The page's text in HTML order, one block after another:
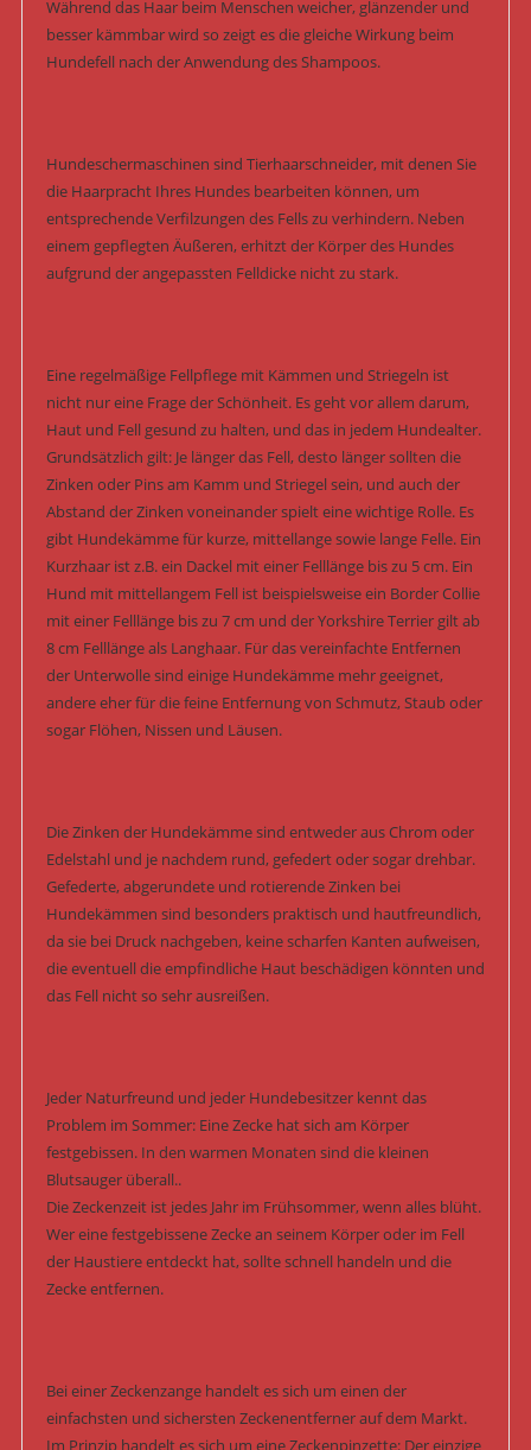
Während das Haar beim Menschen weicher, glänzender und
besser kämmbar wird so zeigt es die gleiche Wirkung beim
Hundefell nach der Anwendung des Shampoos.
Hundeschermaschinen sind Tierhaarschneider, mit denen Sie
die Haarpracht Ihres Hundes bearbeiten können, um
entsprechende Verfilzungen des Fells zu verhindern. Neben
einem gepflegten Äußeren, erhitzt der Körper des Hundes
aufgrund der angepassten Felldicke nicht zu stark.
Eine regelmäßige Fellpflege mit Kämmen und Striegeln ist
nicht nur eine Frage der Schönheit. Es geht vor allem darum,
Haut und Fell gesund zu halten, und das in jedem Hundealter.
Grundsätzlich gilt: Je länger das Fell, desto länger sollten die
Zinken oder Pins am Kamm und Striegel sein, und auch der
Abstand der Zinken voneinander spielt eine wichtige Rolle. Es
gibt Hundekämme für kurze, mittellange sowie lange Felle. Ein
Kurzhaar ist z.B. ein Dackel mit einer Felllänge bis zu 5 cm. Ein
Hund mit mittellangem Fell ist beispielsweise ein Border Collie
mit einer Felllänge bis zu 7 cm und der Yorkshire Terrier gilt ab
8 cm Felllänge als Langhaar. Für das vereinfachte Entfernen
der Unterwolle sind einige Hundekämme mehr geeignet,
andere eher für die feine Entfernung von Schmutz, Staub oder
sogar Flöhen, Nissen und Läusen.
Die Zinken der Hundekämme sind entweder aus Chrom oder
Edelstahl und je nachdem rund, gefedert oder sogar drehbar.
Gefederte, abgerundete und rotierende Zinken bei
Hundekämmen sind besonders praktisch und hautfreundlich,
da sie bei Druck nachgeben, keine scharfen Kanten aufweisen,
die eventuell die empfindliche Haut beschädigen könnten und
das Fell nicht so sehr ausreißen.
Jeder Naturfreund und jeder Hundebesitzer kennt das
Problem im Sommer: Eine Zecke hat sich am Körper
festgebissen. In den warmen Monaten sind die kleinen
Blutsauger überall..
Die Zeckenzeit ist jedes Jahr im Frühsommer, wenn alles blüht.
Wer eine festgebissene Zecke an seinem Körper oder im Fell
der Haustiere entdeckt hat, sollte schnell handeln und die
Zecke entfernen.
Bei einer Zeckenzange handelt es sich um einen der
einfachsten und sichersten Zeckenentferner auf dem Markt.
Im Prinzip handelt es sich um eine Zeckenpinzette: Der einzige